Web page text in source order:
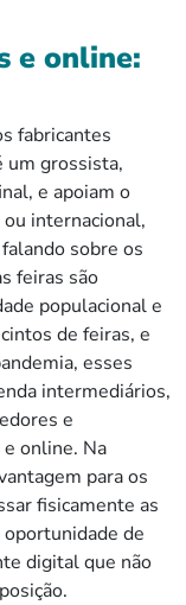
e online:
fabricantes
um grossista,
e apoiam o
internacional,
sobre os
feiras são
populacional e
de feiras, e
esses
intermediários,
e
online. Na
para os
fisicamente as
de
digital que não